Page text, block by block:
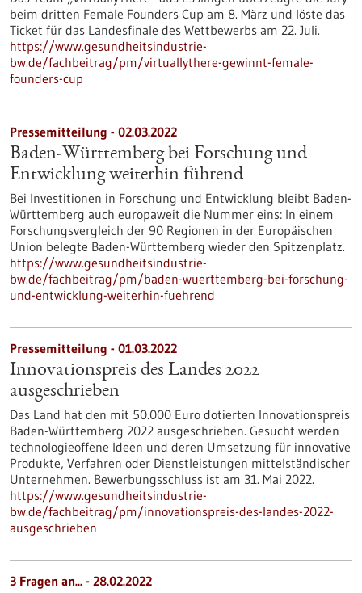
beim dritten Female Founders Cup am 8. März und löste das
Ticket für das Landesfinale des Wettbewerbs am 22. Juli.
https://www.gesundheitsindustrie-
bw.de/fachbeitrag/pm/virtuallythere-gewinnt-female-
founders-cup
Pressemitteilung - 02.03.2022
Baden-Württemberg bei Forschung und
Entwicklung weiterhin führend
Bei Investitionen in Forschung und Entwicklung bleibt Baden-
Württemberg auch europaweit die Nummer eins: In einem
Forschungsvergleich der 90 Regionen in der Europäischen
Union belegte Baden-Württemberg wieder den Spitzenplatz.
https://www.gesundheitsindustrie-
bw.de/fachbeitrag/pm/baden-wuerttemberg-bei-forschung-
und-entwicklung-weiterhin-fuehrend
Pressemitteilung - 01.03.2022
Innovationspreis des Landes 2022
ausgeschrieben
Das Land hat den mit 50.000 Euro dotierten Innovationspreis
Baden-Württemberg 2022 ausgeschrieben. Gesucht werden
technologieoffene Ideen und deren Umsetzung für innovative
Produkte, Verfahren oder Dienstleistungen mittelständischer
Unternehmen. Bewerbungsschluss ist am 31. Mai 2022.
https://www.gesundheitsindustrie-
bw.de/fachbeitrag/pm/innovationspreis-des-landes-2022-
ausgeschrieben
3 Fragen an... - 28.02.2022